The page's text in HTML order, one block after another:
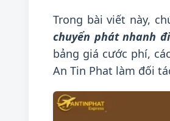
Trong bài viết này,
chuyển phát nhanh
bảng giá cước phí,
An Tin Phat làm đối